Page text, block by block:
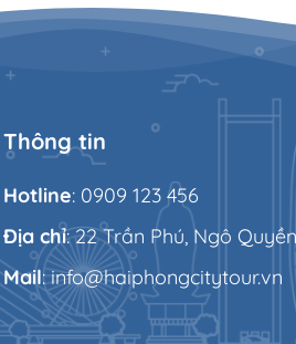
Thông tin
Hotline: 0909 123 456
Địa chỉ: 22 Trần Phú, Ngô
Mail: info@haiphongcitytour.vn